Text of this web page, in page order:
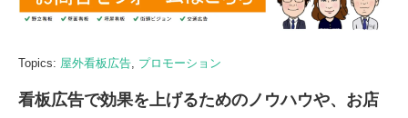
Topics: 屋外看板広告 プロモーション
看板広告で効果を上げるためのノウハウや、お店